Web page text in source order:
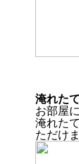
淹れた
お部屋
淹れた
ただけ